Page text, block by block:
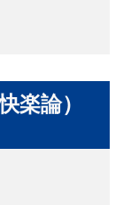
楽論）